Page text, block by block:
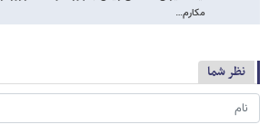
مکارم…
نظر شما